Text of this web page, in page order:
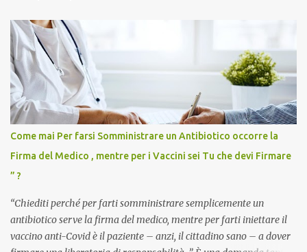
Come mai Per farsi Somministrare un Antibiotico occorre la
Firma del Medico , mentre per i Vaccini sei Tu che devi Firmare
” ?
“Chiediti perché per farti somministrare semplicemente un
antibiotico serve la firma del medico, mentre per farti iniettare il
vaccino anti-Covid è il paziente – anzi, il cittadino sano – a dover